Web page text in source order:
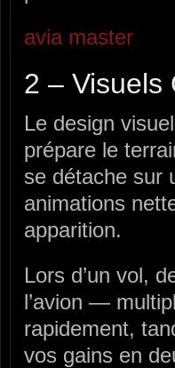
avia master
2 – Visuels
Le design
prépare le
se détache sur
animations
apparition.
Lors d’un vol,
l’avion —
rapidement,
vos gains en